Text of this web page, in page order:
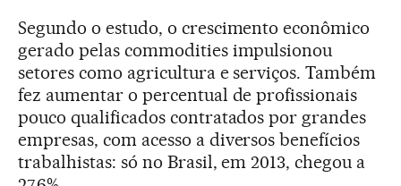
Segundo o estudo, o crescimento econômico
gerado pelas commodities impulsionou
setores como agricultura e serviços. Também
fez aumentar o percentual de profissionais
pouco qualificados contratados por grandes
empresas, com acesso a diversos benefícios
trabalhistas: só no Brasil, em 2013, chegou a